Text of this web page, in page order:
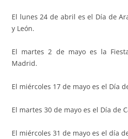
El lunes 24 de abril es el Día de
y León.
El martes 2 de mayo es la
Madrid.
El miércoles 17 de mayo es el Día
El martes 30 de mayo es el Día de
El miércoles 31 de mayo es el día